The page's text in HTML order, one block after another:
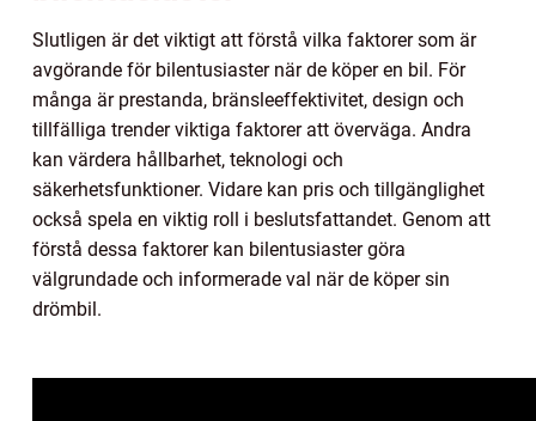
Slutligen är det viktigt att förstå vilka faktorer som är
avgörande för bilentusiaster när de köper en bil. För
många är prestanda, bränsleeffektivitet, design och
tillfälliga trender viktiga faktorer att överväga. Andra
kan värdera hållbarhet, teknologi och
säkerhetsfunktioner. Vidare kan pris och tillgänglighet
också spela en viktig roll i beslutsfattandet. Genom att
förstå dessa faktorer kan bilentusiaster göra
välgrundade och informerade val när de köper sin
drömbil.